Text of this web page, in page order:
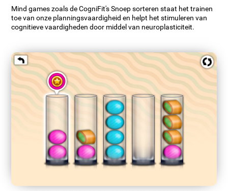
Mind games zoals de CogniFit's Snoep sorteren staat het trainen
toe van onze planningsvaardigheid en helpt het stimuleren van
cognitieve vaardigheden door middel van neuroplasticiteit.